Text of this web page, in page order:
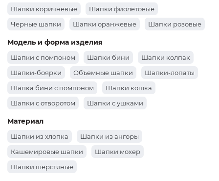
Шапки коричневые
Шапки фиолетовые
Черные шапки
Шапки оранжевые
Шапки розовые
Шапки зеленые
Шапки бордовые
Шапки серые
Шапки желтые Красные шапки
Модель и форма изделия
Шапки с помпоном Шапки бини
Шапки колпак
Шапки-боярки
Объемные шапки
Шапки-лопаты
Шапка бини с помпоном
Шапки кошка
Шапки с отворотом
Шапки с ушками
Шапки докерки как носил Жак-Ив Кусто
Материал
Шапки из хлопка
Шапки из ангоры
Кашемировые шапки
Шапки мохер
Шапки шерстяные